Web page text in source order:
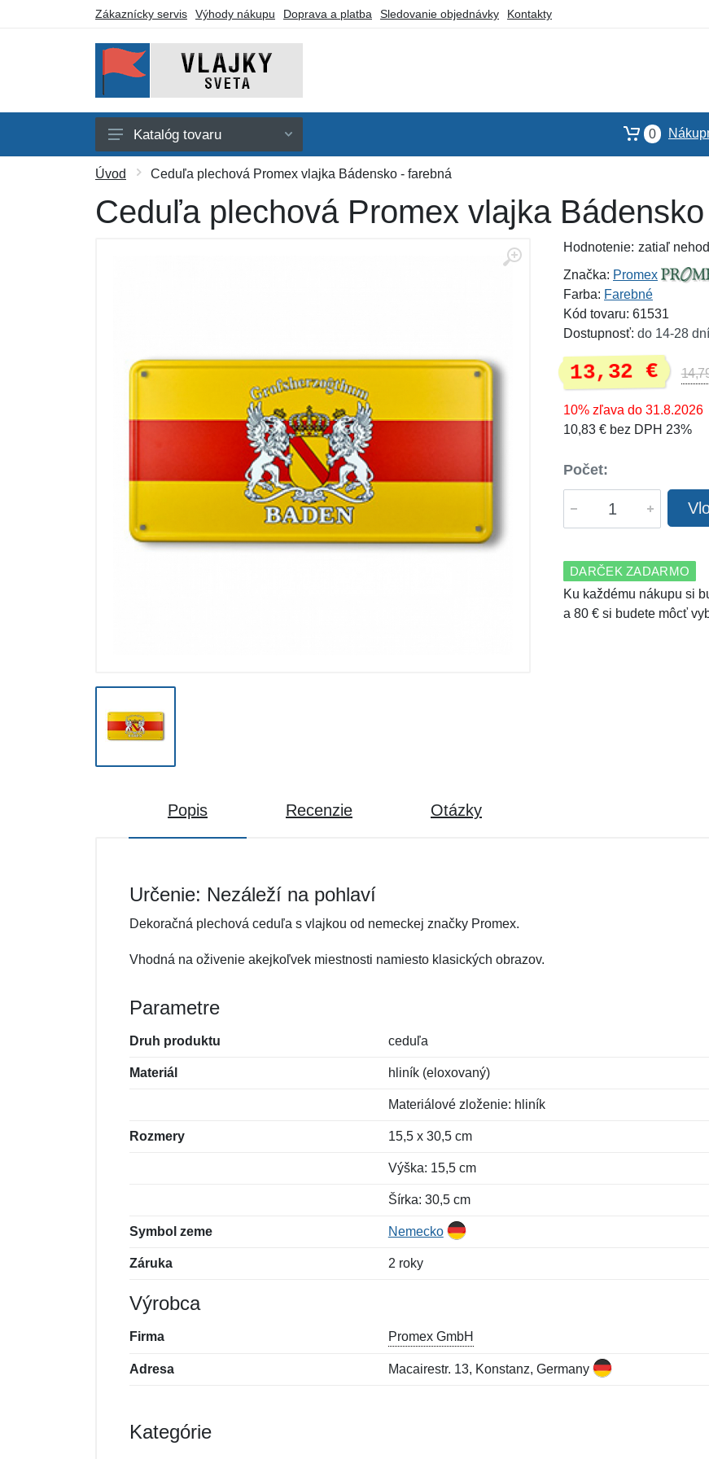
Zákaznícky servis Výhody nákupu Doprava a platba Sledovanie objednávky Kontakty
Afrika
Amerika
Austrália a Oceánia
Výpredaj
Katalóg tovaru 0
Úvod Ceduľa plechová Promex vlajka Bádensko - farebná
Ceduľa plechová Promex vlajka
Hodnotenie: zatiaľ
Značka: Promex
Farba: Farebné
Kód tovaru: 61531
Dostupnosť: do 14-28
13,32 €
10% zľava do 31.8.2026
10,83 € bez DPH 23%
Počet:
DARČEK ZADARMO
Ku každému nákupu si
a 80 € si budete môcť
Popis Recenzie Otázky
Určenie: Nezáleží na pohlaví
Dekoračná plechová ceduľa s vlajkou od nemeckej značky Promex.
Vhodná na oživenie akejkoľvek miestnosti namiesto klasických obrazov.
Parametre
Druh produktu ceduľa
Materiál hliník (eloxovaný)
Materiálové zloženie: hliník
Rozmery 15,5 x 30,5 cm
Výška: 15,5 cm
Šírka: 30,5 cm
Symbol zeme Nemecko
Záruka 2 roky
Výrobca
Firma Promex GmbH
Adresa Macairestr. 13, Konstanz, Germany
Kategórie